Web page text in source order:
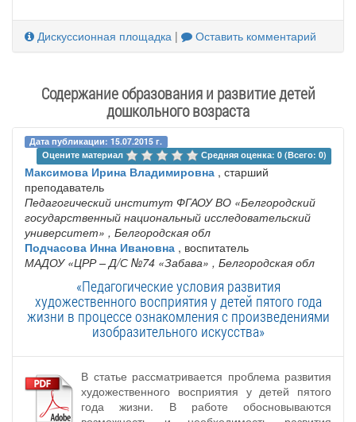
Дискуссионная площадка | Оставить комментарий
Содержание образования и развитие детей
дошкольного возраста
Дата публикации: 15.07.2015 г.
Оцените материал
Средняя оценка: 0 (Всего: 0)
Максимова Ирина Владимировна , старший
преподаватель
Педагогический институт ФГАОУ ВО «Белгородский
государственный национальный исследовательский
университет» , Белгородская обл
Подчасова Инна Ивановна , воспитатель
МАДОУ «ЦРР – Д/С №74 «Забава» , Белгородская обл
«Педагогические условия развития
художественного восприятия у детей пятого года
жизни в процессе ознакомления с произведениями
изобразительного искусства»
В статье рассматривается проблема развития
художественного восприятия у детей пятого
года жизни. В работе обосновываются